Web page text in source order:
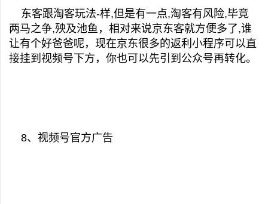
东客跟淘客玩法-样,但是有一点,淘客有风险,毕竟
两马之争,殃及池鱼，相对来说京东客就方便多了,谁
让有个好爸爸呢，现在京东很多的返利小程序可以直
接挂到视频号下方，你也可以先引到公众号再转化。
8、视频号官方广告